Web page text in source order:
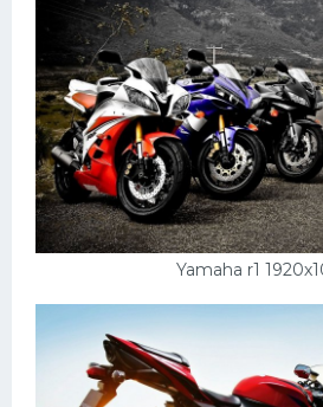
Yamaha r1
Сузуки
Мерседес
Фольксваген
Лексус
Дэу
Скания
Черри
Джили